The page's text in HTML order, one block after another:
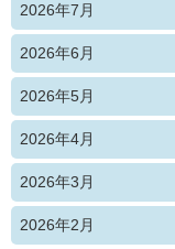
2026年7月
2026年6月
2026年5月
2026年4月
2026年3月
2026年2月